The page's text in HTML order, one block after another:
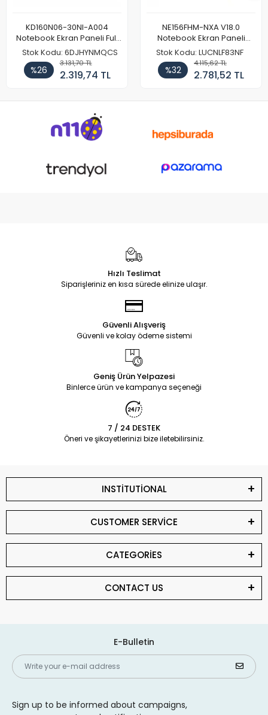
KD160N06-30NI-A004
Notebook Ekran Paneli Full
HD
Stok Kodu: 6DJHYNMQCS
%26
3.131,70 TL
2.319,74 TL
NE156FHM-NXA V18.0
Notebook Ekran Paneli
144Hz
Stok Kodu: LUCNLF83NF
%32
4.115,62 TL
2.781,52 TL
Hızlı Teslimat
Siparişleriniz en kısa sürede elinize ulaşır.
Güvenli Alışveriş
Güvenli ve kolay ödeme sistemi
Geniş Ürün Yelpazesi
Binlerce ürün ve kampanya seçeneği
7 / 24 DESTEK
Öneri ve şikayetlerinizi bize iletebilirsiniz.
INSTİTUTİONAL
CUSTOMER SERVİCE
CATEGORİES
CONTACT US
E-Bulletin
Sign up to be informed about campaigns,